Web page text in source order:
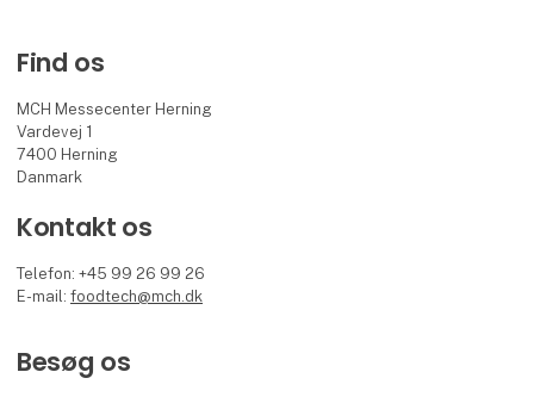
Find os
MCH Messecenter Herning
Vardevej 1
7400 Herning
Danmark
Kontakt os
Telefon: +45 99 26 99 26
E-mail:foodtech@mch.dk
Besøg os